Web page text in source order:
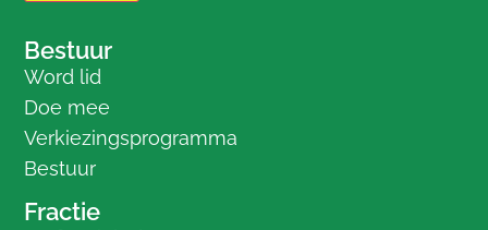
Bestuur
Word lid
Doe mee
Verkiezingsprogramma
Bestuur
Fractie